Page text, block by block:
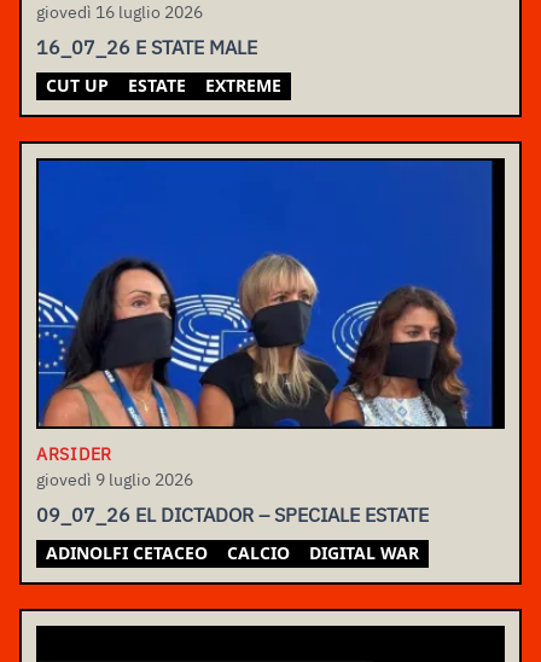
giovedì 16 luglio 2026
16_07_26 E STATE MALE
CUT UP ESTATE EXTREME
ARSIDER
giovedì 9 luglio 2026
09_07_26 EL DICTADOR – SPECIALE ESTATE
ADINOLFI CETACEO CALCIO DIGITAL WAR